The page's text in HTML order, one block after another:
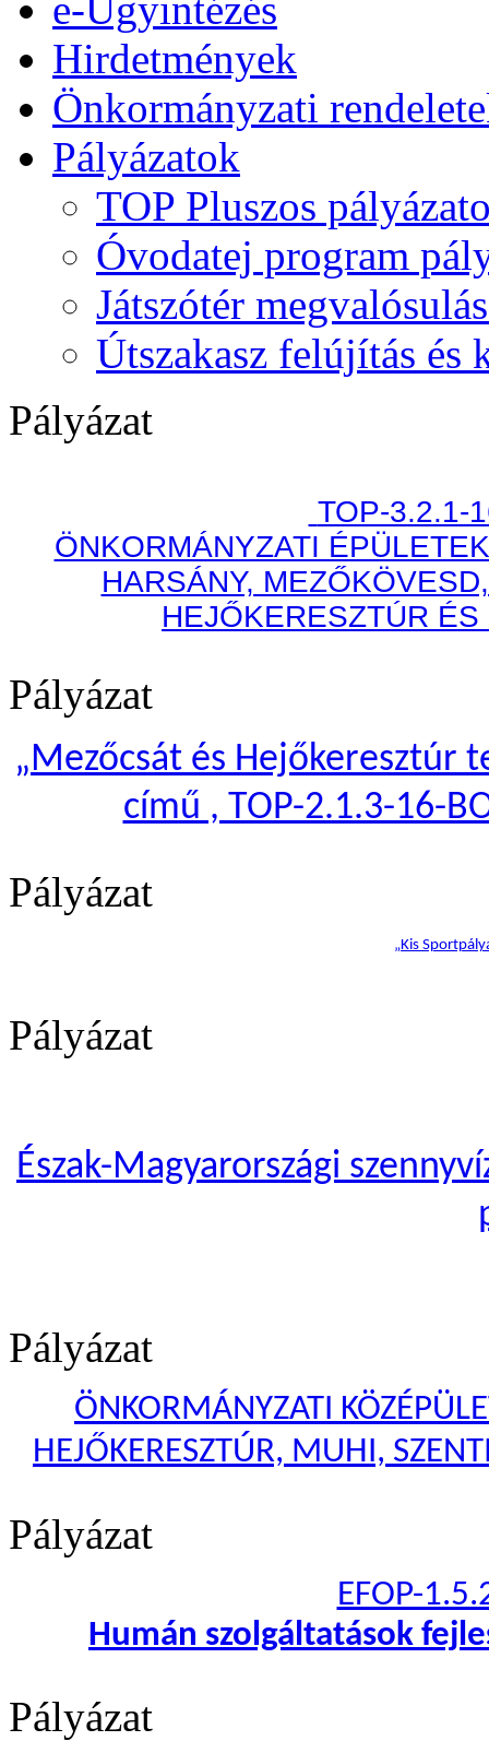
Hirdetmények
Önkormányzati
Pályázatok
TOP Pluszos
Óvodatej program
Játszótér
Útszakasz felújítás és
Pályázat
TOP-3.2.1-
ÖNKORMÁNYZATI
HARSÁNY,
HEJŐKERESZTÚR
Pályázat
„Mezőcsát és Hejőkeresztúr
című , TOP-2.1.3-16-
Pályázat
„Kis
Pályázat
Észak-Magyarországi
Pályázat
ÖNKORMÁNYZATI
HEJŐKERESZTÚR, MUHI,
Pályázat
EFOP-
Humán szolgáltatások
Pályázat